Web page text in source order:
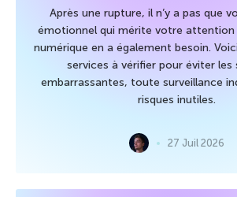
Après une rupture, il n’y a pas que
émotionnel qui mérite votre attention
numérique en a également besoin.
services à vérifier pour éviter les
embarrassantes, toute surveillance
risques inutiles.
27 Juil 2026